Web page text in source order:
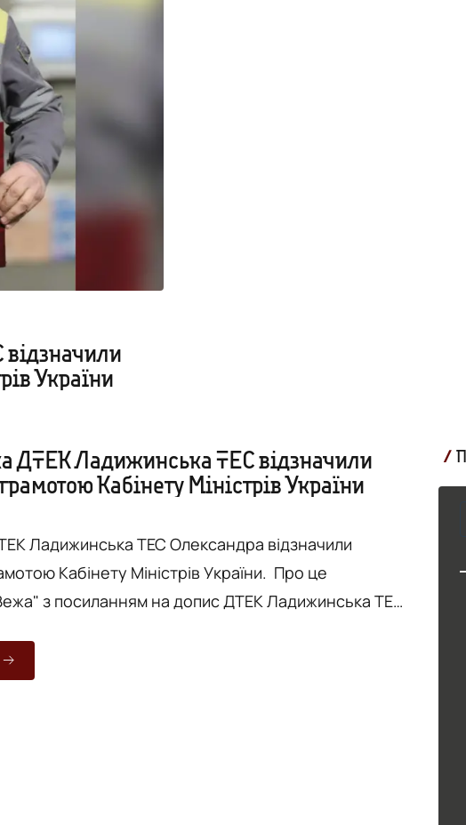
України
ДТЕК Ладижинська ТЕС відзначили
Кабінету Міністрів України
Ладижинська ТЕС Олександра відзначили
Кабінету Міністрів України. Про це
з посиланням на допис ДТЕК Ладижинська ТЕС.
обхідника до керівника департаменту з
Олександр очолив два